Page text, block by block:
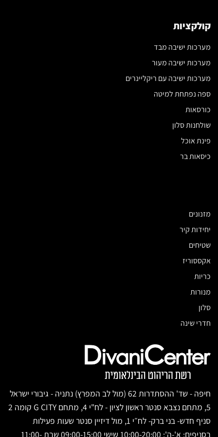
קולקציות
מערכות ישיבה מבד
מערכות ישיבה מעור
מערכות ישיבה עם ריקליינרים
ספה נפתחת למיטה
כורסאות
שולחנות סלון
פינת אוכל
כיסאות בר
מזנונים
יחידות קיר
שטיחים
אקססוריז
כריות
מנורות
סלון
חדרי שינה
חיפה - שד' ההסתדרות 62 (מול לב המפרץ) נתניה - גיבורי ישראל
5, מתחם נצבא סנטר ראשון לציון - לח"י 4, מתחם G CITY קומה 2
סניף חדש- בני ברק- לח״י 1, מול דיזיין סנטר שעות פעילות
בסניפים: א'-ה': 10:00-20:00 שישי 09:00-15:00 שבת 11:00-